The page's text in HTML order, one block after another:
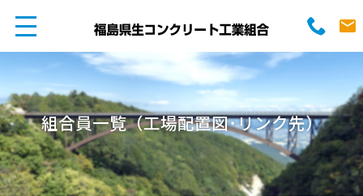
組合員一覧（工場配置図･リンク先）